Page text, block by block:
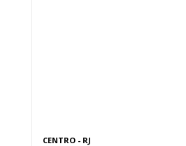
CENTRO - RJ